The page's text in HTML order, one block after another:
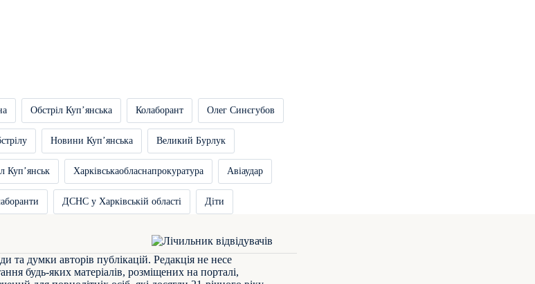
Обстріл Купʼянська Колаборант Олег Синєгубов
Новини Купʼянська Великий Бурлук
Купʼянськ Харківськаобласнапрокуратура Авіаудар
ДСНС у Харківській області Діти
думки авторів публікацій. Редакція не несе
будь-яких матеріалів, розміщених на порталі,